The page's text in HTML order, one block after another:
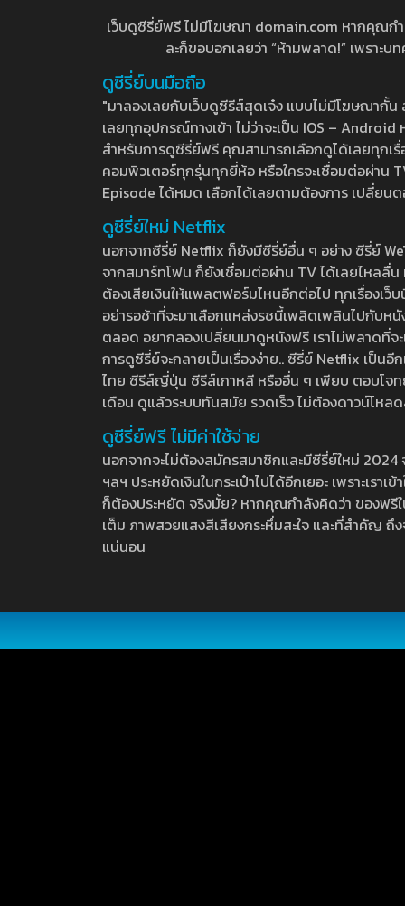
เว็บดูซีรี่ย์ฟรี ไม่มีโฆษณา domain.com หากคุณก
ละก็ขอบอกเลยว่า “ห้ามพลาด!” เพราะ
ดูซีรี่ย์บนมือถือ
"มาลองเลยกับเว็บดูซีรีส์สุดเจ๋ง แบบไม่มีโฆษณากั้
เลยทุกอุปกรณ์ทางเข้า ไม่ว่าจะเป็น IOS –
สำหรับการดูซีรี่ย์ฟรี คุณสามารถเลือกดูได้เลยทุกเ
คอมพิวเตอร์ทุกรุ่นทุกยี่ห้อ หรือใครจะเชื่อมต่อผ่าน
Episode ได้หมด เลือกได้เลยตามต้องการ เปลี่ยน
ดูซีรี่ย์ใหม่ Netflix
นอกจากซีรี่ย์ Netflix ก็ยังมีซีรี่ย์อื่น ๆ อย่าง ซีรี่ย์
จากสมาร์ทโฟน ก็ยังเชื่อมต่อผ่าน TV ได้เลยไหลลื่
ต้องเสียเงินให้แพลตฟอร์มไหนอีกต่อไป ทุกเรื่องเว็
อย่ารอช้าที่จะมาเลือกแหล่งรชนี้เพลิดเพลินไปกับห
ตลอด อยากลองเปลี่ยนมาดูหนังฟรี เราไม่พลาดที่
การดูซีรี่ย์จะกลายเป็นเรื่องง่าย.. ซีรี่ย์ Netflix เป็น
ไทย ซีรีส์ญี่ปุ่น ซีรีส์เกาหลี หรืออื่น ๆ เพียบ ตอบโจท
เดือน ดูแล้วระบบทันสมัย รวดเร็ว ไม่ต้องดาวน์โห
ดูซีรี่ย์ฟรี ไม่มีค่าใช้จ่าย
นอกจากจะไม่ต้องสมัครสมาชิกและมีซีรี่ย์ใหม่
ฯลฯ ประหยัดเงินในกระเป๋าไปได้อีกเยอะ เพราะเร
ก็ต้องประหยัด จริงมั้ย? หากคุณกำลังคิดว่า ของฟ
เต็ม ภาพสวยแสงสีเสียงกระหึ่มสะใจ และที่สำคัญ
แน่นอน